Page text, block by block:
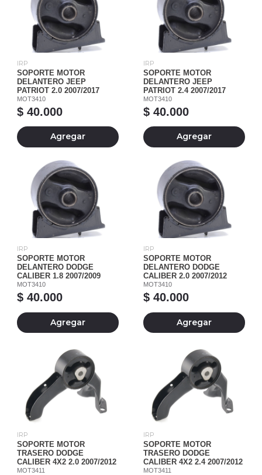
IRP
SOPORTE MOTOR
DELANTERO JEEP
PATRIOT 2.0 2007/2017
MOT3410
$ 40.000
Agregar
IRP
SOPORTE MOTOR
DELANTERO JEEP
PATRIOT 2.4 2007/2017
MOT3410
$ 40.000
Agregar
IRP
SOPORTE MOTOR
DELANTERO DODGE
CALIBER 1.8 2007/2009
MOT3410
$ 40.000
Agregar
IRP
SOPORTE MOTOR
DELANTERO DODGE
CALIBER 2.0 2007/2012
MOT3410
$ 40.000
Agregar
IRP
SOPORTE MOTOR
TRASERO DODGE
CALIBER 4X2 2.0 2007/2012
MOT3411
IRP
SOPORTE MOTOR
TRASERO DODGE
CALIBER 4X2 2.4 2007/2012
MOT3411